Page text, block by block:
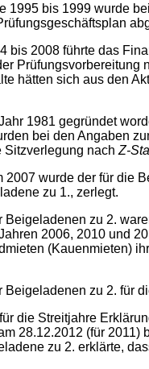
1995 bis 1999 wurde
bis 2008 führte das
hätten sich aus den
1981 gegründet
bei den Angaben
nach Z-
2007 wurde der für die
zu 1., zerlegt.
Beigeladenen zu 2.
2006, 2010 und
(Kauenmieten)
Beigeladenen zu 2. für
die Streitjahre
28.12.2012 (für
zu 2. erklärte,